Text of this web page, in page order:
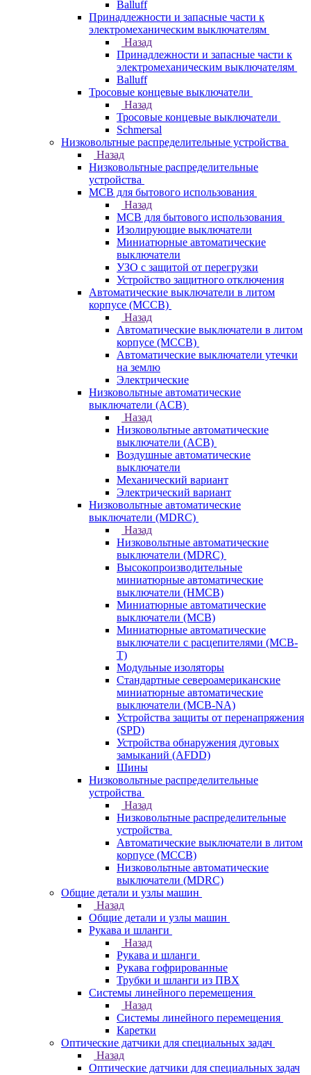
Balluff
Принадлежности и запасные части к
электромеханическим выключателям
Назад
Принадлежности и запасные части к
электромеханическим выключателям
Balluff
Тросовые концевые выключатели
Назад
Тросовые концевые выключатели
Schmersal
Низковольтные распределительные устройства
Назад
Низковольтные распределительные
устройства
MCB для бытового использования
Назад
MCB для бытового использования
Изолирующие выключатели
Миниатюрные автоматические
выключатели
УЗО с защитой от перегрузки
Устройство защитного отключения
Автоматические выключатели в литом
корпусе (MCCB)
Назад
Автоматические выключатели в литом
корпусе (MCCB)
Автоматические выключатели утечки
на землю
Электрические
Низковольтные автоматические
выключатели (ACB)
Назад
Низковольтные автоматические
выключатели (ACB)
Воздушные автоматические
выключатели
Механический вариант
Электрический вариант
Низковольтные автоматические
выключатели (MDRC)
Назад
Низковольтные автоматические
выключатели (MDRC)
Высокопроизводительные
миниатюрные автоматические
выключатели (HMCB)
Миниатюрные автоматические
выключатели (MCB)
Миниатюрные автоматические
выключатели с расцепителями (MCB-
T)
Модульные изоляторы
Стандартные североамериканские
миниатюрные автоматические
выключатели (MCB-NA)
Устройства защиты от перенапряжения
(SPD)
Устройства обнаружения дуговых
замыканий (AFDD)
Шины
Низковольтные распределительные
устройства
Назад
Низковольтные распределительные
устройства
Автоматические выключатели в литом
корпусе (MCCB)
Низковольтные автоматические
выключатели (MDRC)
Общие детали и узлы машин
Назад
Общие детали и узлы машин
Рукава и шланги
Назад
Рукава и шланги
Рукава гофрированные
Трубки и шланги из ПВХ
Системы линейного перемещения
Назад
Системы линейного перемещения
Каретки
Оптические датчики для специальных задач
Назад
Оптические датчики для специальных задач